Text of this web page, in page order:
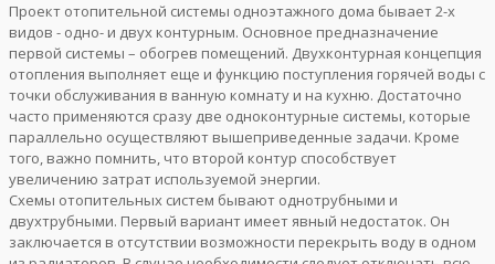
Проект отопительной системы одноэтажного дома бывает 2-х
видов - одно- и двух контурным. Основное предназначение
первой системы – обогрев помещений. Двухконтурная концепция
отопления выполняет еще и функцию поступления горячей воды с
точки обслуживания в ванную комнату и на кухню. Достаточно
часто применяются сразу две одноконтурные системы, которые
параллельно осуществляют вышеприведенные задачи. Кроме
того, важно помнить, что второй контур способствует
увеличению затрат используемой энергии.
Схемы отопительных систем бывают однотрубными и
двухтрубными. Первый вариант имеет явный недостаток. Он
заключается в отсутствии возможности перекрыть воду в одном